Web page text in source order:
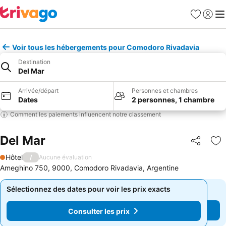
Favoris
Se
Voir tous les hébergements pour Comodoro Rivadavia
Destination
Del Mar
Arrivée/départ
Dates
Personnes et chambres
2 personnes, 1 chambre
Comment les paiements influencent notre classement
Del Mar Partager
1 Étoiles
Hôtel / Aucune évaluation
Ameghino 750, 9000, Comodoro Rivadavia, Argentine
Sélectionnez des dates pour voir les prix exacts
Consulter les prix
Sélectionnez des dates pour voir les prix exacts
Consulter les prix